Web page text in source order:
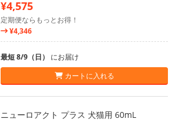
¥4,575
定期便ならもっとお得！
¥4,346
最短 8/9（日） にお届け
カートに入れる
ニューロアクト プラス 犬猫用 60mL